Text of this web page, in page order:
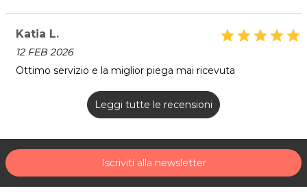
Katia L.
12 FEB 2026
star
star
star
star
star
Ottimo servizio e la miglior piega mai ricevuta
Leggi tutte le recensioni
Iscriviti alla newsletter